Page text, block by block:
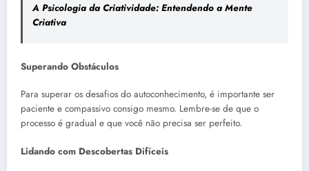
A Psicologia da Criatividade: Entendendo a Mente
Criativa
Superando Obstáculos
Para superar os desafios do autoconhecimento, é importante ser
paciente e compassivo consigo mesmo. Lembre-se de que o
processo é gradual e que você não precisa ser perfeito.
Lidando com Descobertas Difíceis